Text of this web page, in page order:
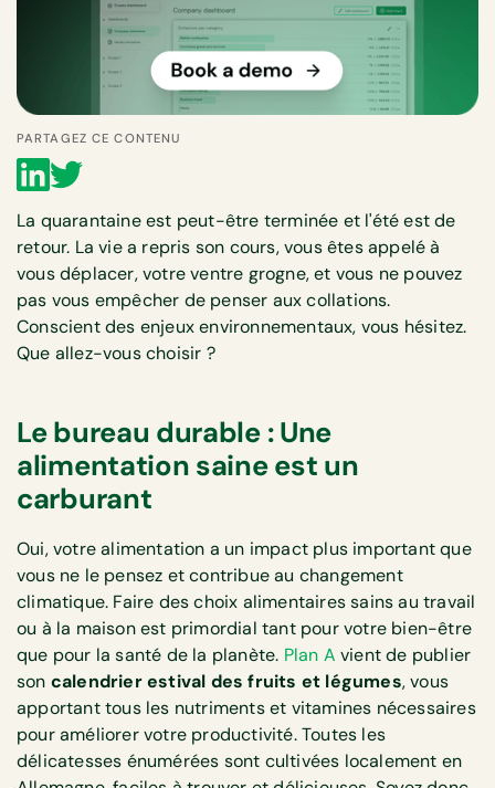
PARTAGEZ CE CONTENU
La quarantaine est peut-être terminée et l'été est de
retour. La vie a repris son cours, vous êtes appelé à
vous déplacer, votre ventre grogne, et vous ne pouvez
pas vous empêcher de penser aux collations.
Conscient des enjeux environnementaux, vous hésitez.
Que allez-vous choisir ?
Le bureau durable : Une
alimentation saine est un
carburant
Oui, votre alimentation a un impact plus important que
vous ne le pensez et contribue au changement
climatique. Faire des choix alimentaires sains au travail
ou à la maison est primordial tant pour votre bien-être
que pour la santé de la planète. Plan A vient de publier
son calendrier estival des fruits et légumes, vous
apportant tous les nutriments et vitamines nécessaires
pour améliorer votre productivité. Toutes les
délicatesses énumérées sont cultivées localement en